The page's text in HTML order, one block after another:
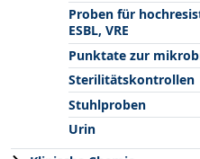
Proben für
ESBL, VRE
Punktate zur
Sterilitätskontrollen
Stuhlproben
Urin